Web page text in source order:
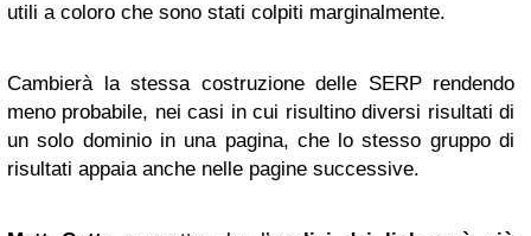
utili a coloro che sono stati colpiti marginalmente.
Cambierà la stessa costruzione delle SERP rendendo
meno probabile, nei casi in cui risultino diversi risultati di
un solo dominio in una pagina, che lo stesso gruppo di
risultati appaia anche nelle pagine successive.